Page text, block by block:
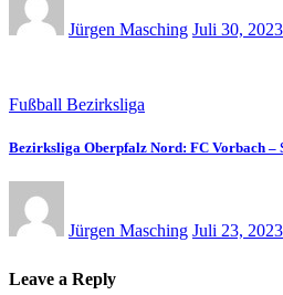
Jürgen Masching Juli 30, 2023
Fußball Bezirksliga
Bezirksliga Oberpfalz Nord: FC Vorbach –
Jürgen Masching Juli 23, 2023
Leave a Reply